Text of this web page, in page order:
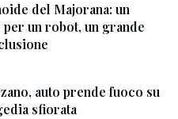
del Majorana: un
un robot, un grande
auto prende fuoco su
sfiorata